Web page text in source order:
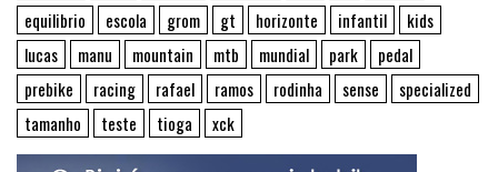
equilibrio
escola grom gt horizonte infantil
kids
lucas
manu mountain mtb mundial park
pedal
prebike
racing rafael ramos rodinha sense
specialized
tamanho
teste tioga xck